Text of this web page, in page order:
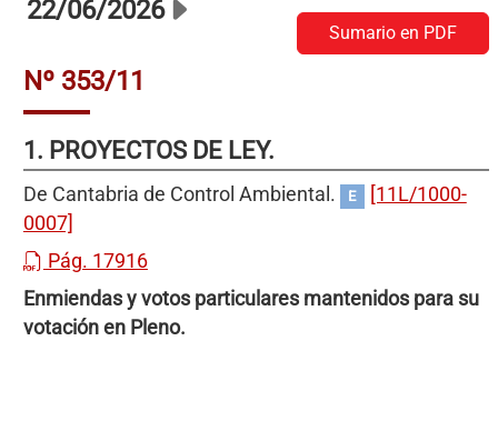
22/06/2026
Nº 353/11
Sumario en PDF
1. PROYECTOS DE LEY.
De Cantabria de Control Ambiental. E
[11L/1000-
0007]
Pág. 17916
Enmiendas y votos particulares mantenidos para su
votación en Pleno.